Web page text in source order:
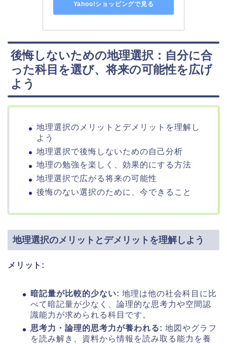
Yahoo!ショッピングで見る
後悔しないための地理選択：自分に合
った科目を選び、将来の可能性を広げ
よう
地理選択のメリットとデメリットを理解し
よう
地理選択で後悔しないための自己分析
地理の勉強を楽しく、効果的にする方法
地理選択で広がる将来の可能性
後悔のない選択のために、今できること
地理選択のメリットとデメリットを理解しよう
メリット:
暗記量が比較的少ない: 地理は他の社会科目に比
べて暗記量が少なく、論理的な思考力や空間認
識能力が求められる科目です。
思考力・論理的思考力が養われる: 地図やグラフ
を読み解き、資料から情報を読み取る能力を養